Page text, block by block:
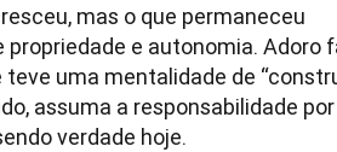
mas o que permaneceu
propriedade e autonomia. Adoro
uma mentalidade de
assuma a responsabilidade por
verdade hoje.